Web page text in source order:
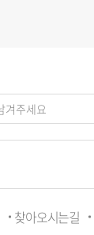
찾아오시는길